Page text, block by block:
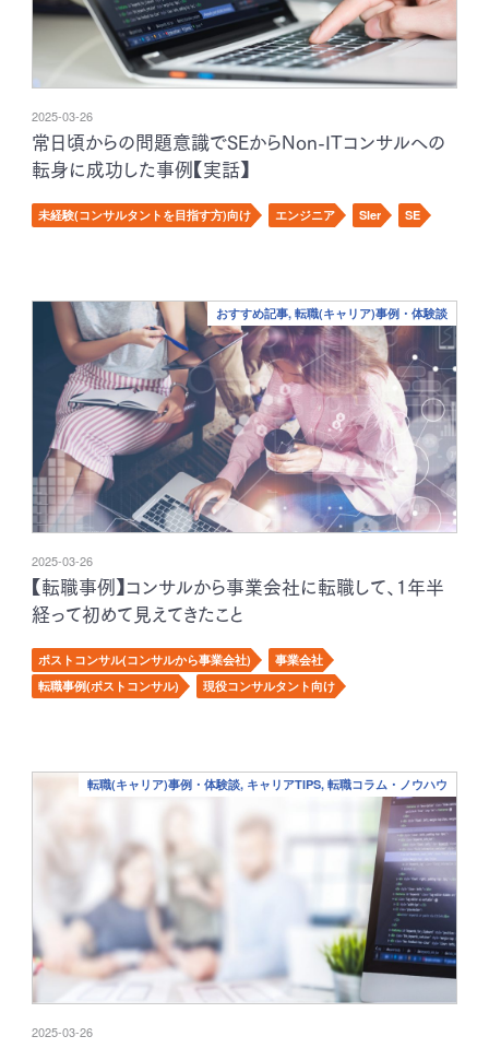
2025-03-26
常日頃からの問題意識でSEからNon-ITコンサルへの
転身に成功した事例【実話】
未経験(コンサルタントを目指す方)向け エンジニア SIer SE
おすすめ記事, 転職(キャリア)事例・体験談
2025-03-26
【転職事例】コンサルから事業会社に転職して、1年半
経って初めて見えてきたこと
ポストコンサル(コンサルから事業会社)
事業会社
転職事例(ポストコンサル)
現役コンサルタント向け
転職(キャリア)事例・体験談, キャリアTIPS, 転職コラム・ノウハウ
2025-03-26